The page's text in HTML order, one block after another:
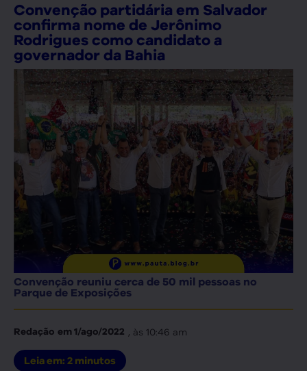
Convenção partidária em Salvador
confirma nome de Jerônimo
Rodrigues como candidato a
governador da Bahia
Convenção reuniu cerca de 50 mil pessoas no
Parque de Exposições
Redação em1/ago/2022 , às 10:46 am
Leia em: 2 minutos